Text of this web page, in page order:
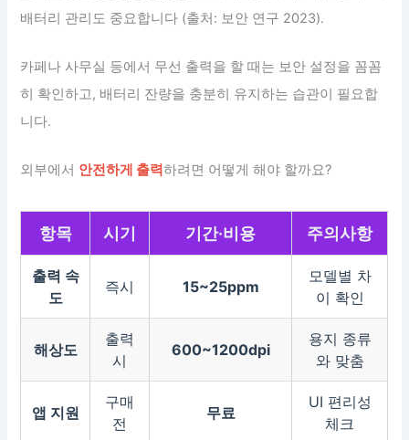
배터리 관리도 중요합니다 (출처: 보안 연구 2023).
카페나 사무실 등에서 무선 출력을 할 때는 보안 설정을 꼼꼼
히 확인하고, 배터리 잔량을 충분히 유지하는 습관이 필요합
니다.
외부에서 안전하게 출력하려면 어떻게 해야 할까요?
항목 시기 기간·비용 주의사항
출력 속
도
즉시 15~25ppm
모델별 차
이 확인
해상도
출력
시
600~1200dpi
용지 종류
와 맞춤
앱 지원
구매
전
무료
UI 편리성
체크